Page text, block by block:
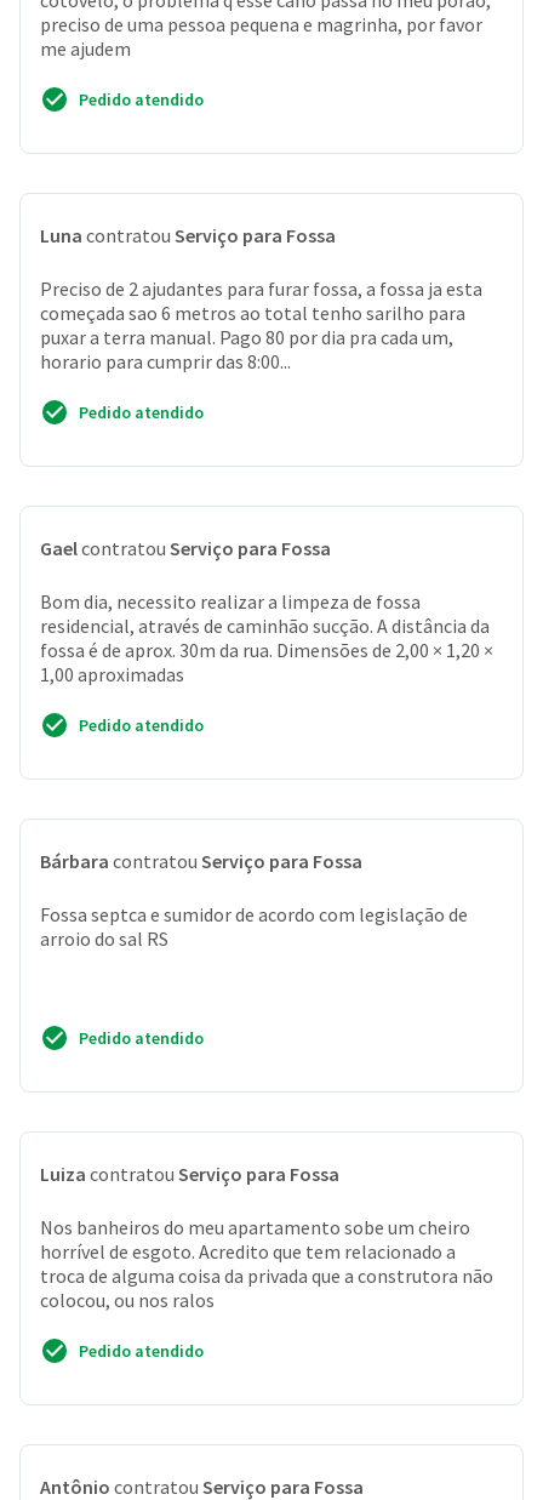
preciso de uma pessoa pequena e magrinha, por favor
me ajudem
Pedido atendido
Luna contratou Serviço para Fossa
Preciso de 2 ajudantes para furar fossa, a fossa ja esta
começada sao 6 metros ao total tenho sarilho para
puxar a terra manual. Pago 80 por dia pra cada um,
horario para cumprir das 8:00...
Pedido atendido
Gaelcontratou Serviço para Fossa
Bom dia, necessito realizar a limpeza de fossa
residencial, através de caminhão sucção. A distância da
fossa é de aprox. 30m da rua. Dimensões de 2,00 × 1,20 ×
1,00 aproximadas
Pedido atendido
Bárbara contratou Serviço para Fossa
Fossa septca e sumidor de acordo com legislação de
arroio do sal RS
Pedido atendido
Luiza contratou Serviço para Fossa
Nos banheiros do meu apartamento sobe um cheiro
horrível de esgoto. Acredito que tem relacionado a
troca de alguma coisa da privada que a construtora não
colocou, ou nos ralos
Pedido atendido
Antônio contratou Serviço para Fossa